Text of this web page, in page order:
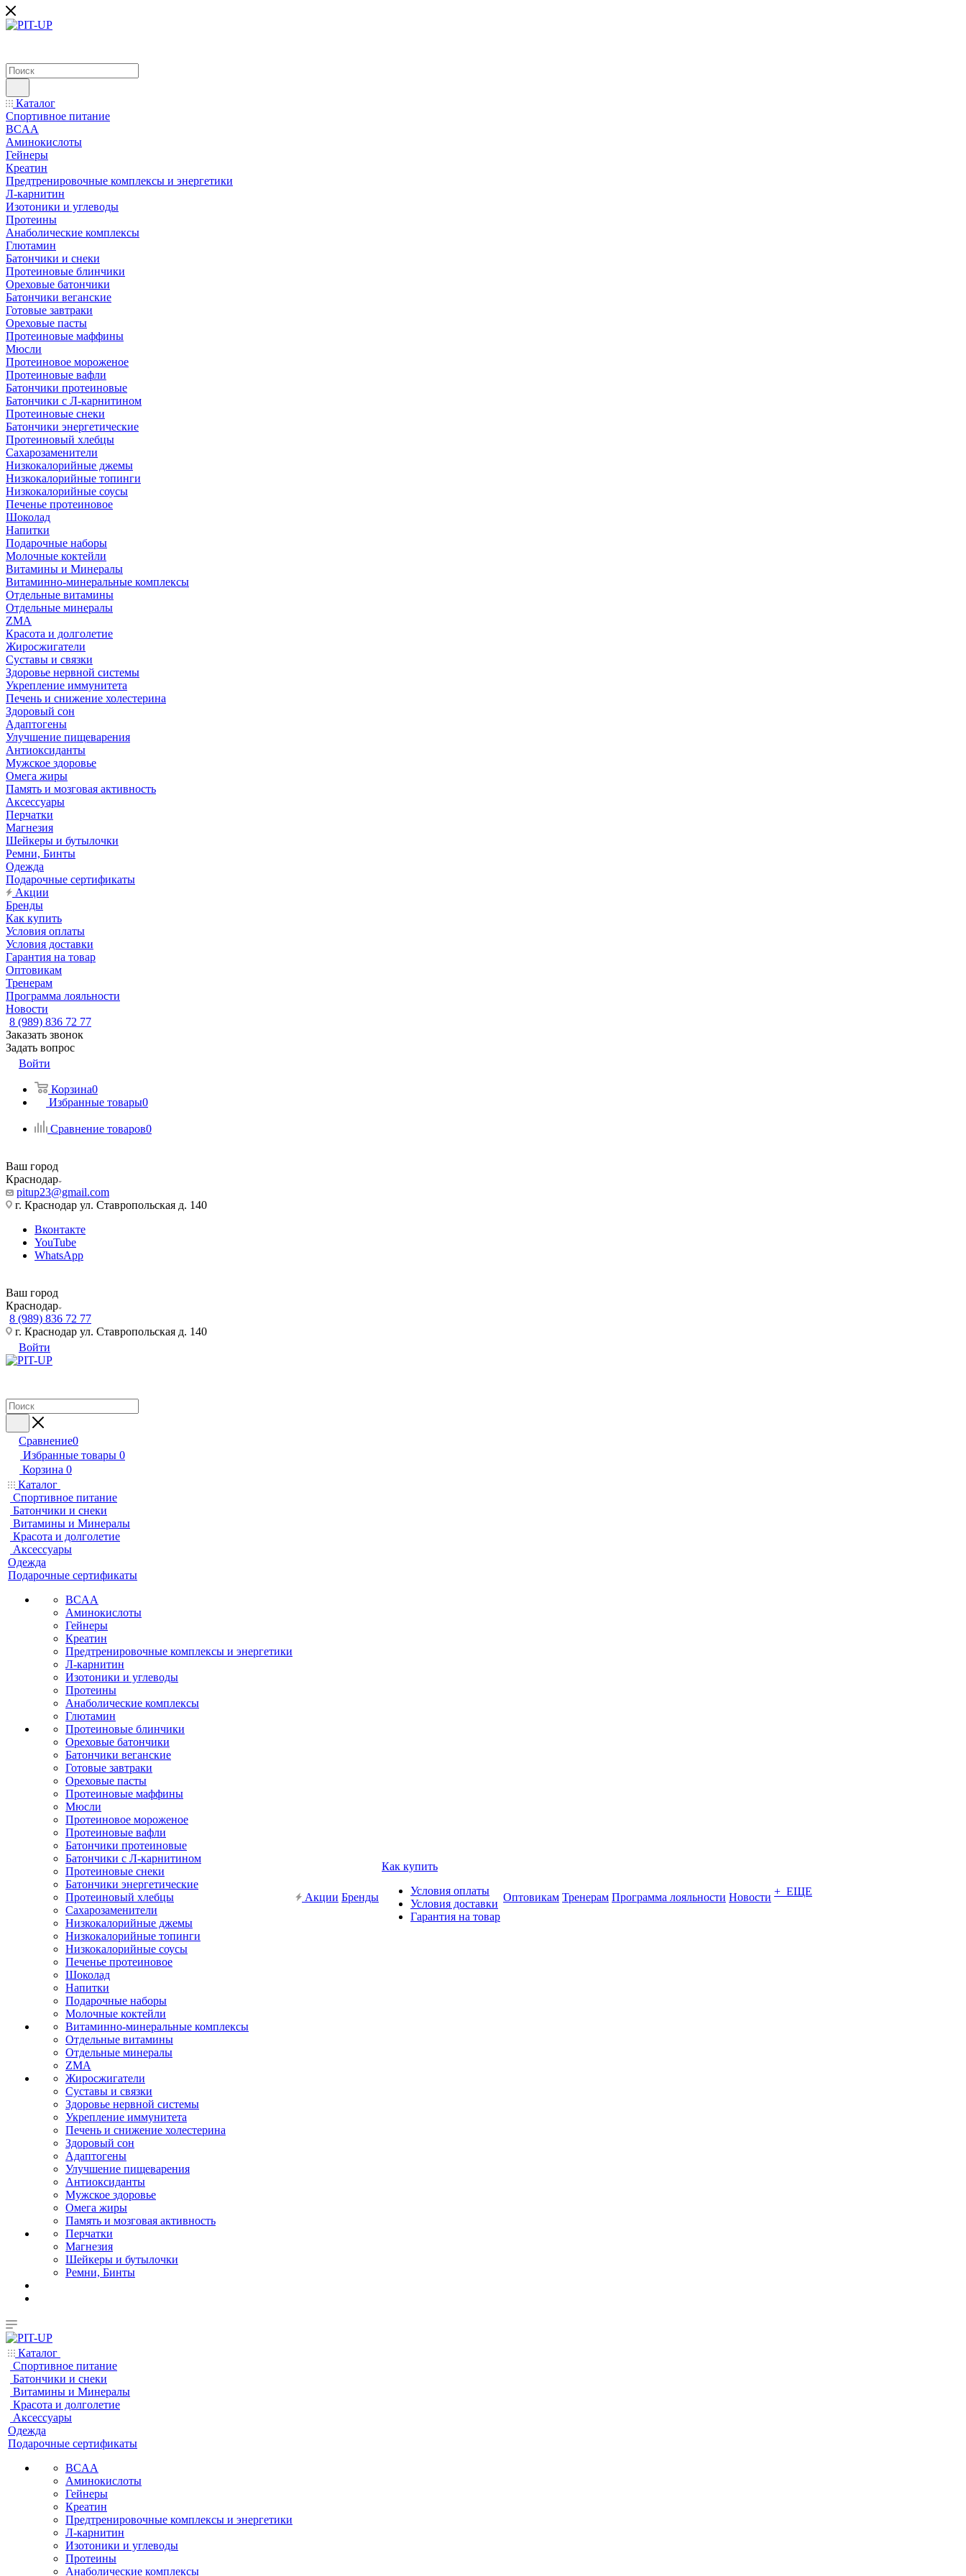
Каталог
Спортивное питание
BCAA
Аминокислоты
Гейнеры
Креатин
Предтренировочные комплексы и энергетики
Л-карнитин
Изотоники и углеводы
Протеины
Анаболические комплексы
Глютамин
Батончики и снеки
Протеиновые блинчики
Ореховые батончики
Батончики веганские
Готовые завтраки
Ореховые пасты
Протеиновые маффины
Мюсли
Протеиновое мороженое
Протеиновые вафли
Батончики протеиновые
Батончики с Л-карнитином
Протеиновые снеки
Батончики энергетические
Протеиновый хлебцы
Сахарозаменители
Низкокалорийные джемы
Низкокалорийные топинги
Низкокалорийные соусы
Печенье протеиновое
Шоколад
Напитки
Подарочные наборы
Молочные коктейли
Витамины и Минералы
Витаминно-минеральные комплексы
Отдельные витамины
Отдельные минералы
ZMA
Красота и долголетие
Жиросжигатели
Суставы и связки
Здоровье нервной системы
Укрепление иммунитета
Печень и снижение холестерина
Здоровый сон
Адаптогены
Улучшение пищеварения
Антиоксиданты
Мужское здоровье
Омега жиры
Память и мозговая активность
Аксессуары
Перчатки
Магнезия
Шейкеры и бутылочки
Ремни, Бинты
Одежда
Подарочные сертификаты
Акции
Бренды
Как купить
Условия оплаты
Условия доставки
Гарантия на товар
Оптовикам
Тренерам
Программа лояльности
Новости
8 (989) 836 72 77
Заказать звонок
Задать вопрос
Войти
Корзина0
Избранные товары0
Сравнение товаров0
Ваш город
Краснодар
pitup23@gmail.com
г. Краснодар ул. Ставропольская д. 140
Вконтакте
YouTube
WhatsApp
Ваш город
Краснодар
8 (989) 836 72 77
г. Краснодар ул. Ставропольская д. 140
Войти
Сравнение0
Избранные товары 0
Корзина 0
Каталог
Спортивное питание
Батончики и снеки
Витамины и Минералы
Красота и долголетие
Аксессуары
Одежда
Подарочные сертификаты
BCAA
Аминокислоты
Гейнеры
Креатин
Предтренировочные комплексы и энергетики
Л-карнитин
Изотоники и углеводы
Протеины
Анаболические комплексы
Глютамин
Протеиновые блинчики
Ореховые батончики
Батончики веганские
Готовые завтраки
Ореховые пасты
Протеиновые маффины
Мюсли
Протеиновое мороженое
Протеиновые вафли
Батончики протеиновые
Батончики с Л-карнитином
Протеиновые снеки
Батончики энергетические
Протеиновый хлебцы
Сахарозаменители
Низкокалорийные джемы
Низкокалорийные топинги
Низкокалорийные соусы
Печенье протеиновое
Шоколад
Напитки
Подарочные наборы
Молочные коктейли
Витаминно-минеральные комплексы
Отдельные витамины
Отдельные минералы
ZMA
Жиросжигатели
Суставы и связки
Здоровье нервной системы
Укрепление иммунитета
Печень и снижение холестерина
Здоровый сон
Адаптогены
Улучшение пищеварения
Антиоксиданты
Мужское здоровье
Омега жиры
Память и мозговая активность
Перчатки
Магнезия
Шейкеры и бутылочки
Ремни, Бинты
Акции Бренды
Как купить
Условия оплаты
Условия доставки
Гарантия на товар
Оптовикам Тренерам Программа лояльности Новости + ЕЩЕ
Каталог
Спортивное питание
Батончики и снеки
Витамины и Минералы
Красота и долголетие
Аксессуары
Одежда
Подарочные сертификаты
BCAA
Аминокислоты
Гейнеры
Креатин
Предтренировочные комплексы и энергетики
Л-карнитин
Изотоники и углеводы
Протеины
Анаболические комплексы